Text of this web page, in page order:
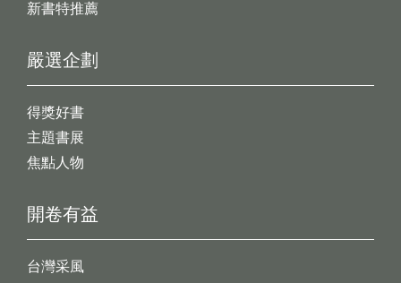
新書特推薦
開卷有益
台灣采風
嚴選企劃
得獎好書
主題書展
焦點人物